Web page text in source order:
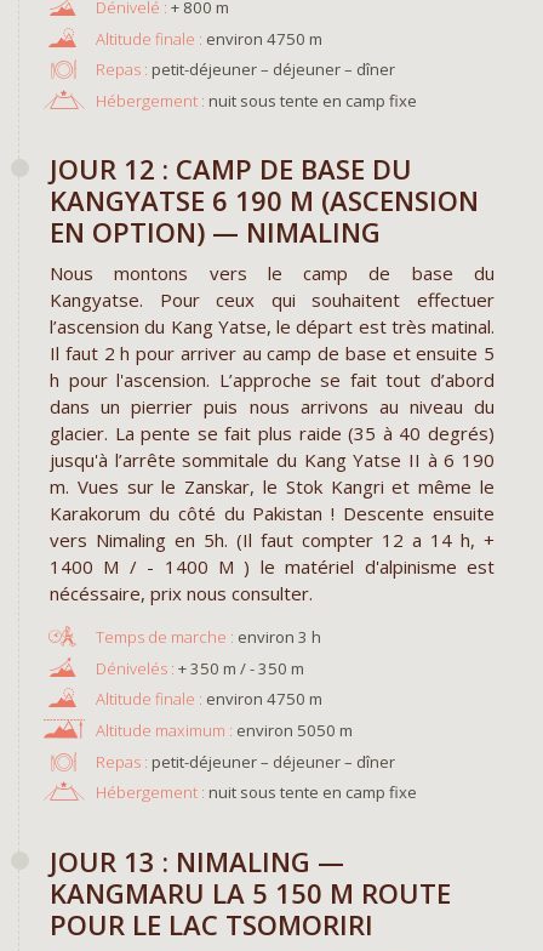
+ 800 m
environ 4750 m
Repas : petit-déjeuner – déjeuner – dîner
Hébergement : nuit sous tente en camp fixe
JOUR 12 : CAMP DE BASE DU
KANGYATSE 6 190 M (ASCENSION
EN OPTION) — NIMALING
Nous montons vers le camp de base du
Kangyatse. Pour ceux qui souhaitent effectuer
l’ascension du Kang Yatse, le départ est très matinal.
Il faut 2 h pour arriver au camp de base et ensuite 5
h pour l'ascension. L’approche se fait tout d’abord
dans un pierrier puis nous arrivons au niveau du
glacier. La pente se fait plus raide (35 à 40 degrés)
jusqu'à l’arrête sommitale du Kang Yatse II à 6 190
m. Vues sur le Zanskar, le Stok Kangri et même le
Karakorum du côté du Pakistan ! Descente ensuite
vers Nimaling en 5h. (Il faut compter 12 a 14 h, +
1400 M / - 1400 M ) le matériel d'alpinisme est
nécéssaire, prix nous consulter.
environ 3 h
+ 350 m / - 350 m
environ 4750 m
environ 5050 m
Repas : petit-déjeuner – déjeuner – dîner
Hébergement : nuit sous tente en camp fixe
JOUR 13 : NIMALING —
KANGMARU LA 5 150 M ROUTE
POUR LE LAC TSOMORIRI